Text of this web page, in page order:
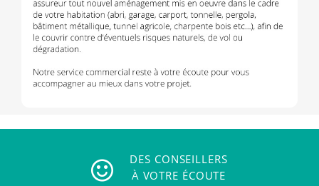
DES CONSEILLERS
À VOTRE ÉCOUTE